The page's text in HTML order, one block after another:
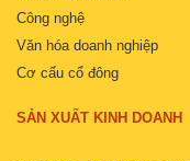
Công nghệ
Văn hóa doanh nghiệp
Cơ cấu cổ đông
SẢN XUẤT KINH DOANH